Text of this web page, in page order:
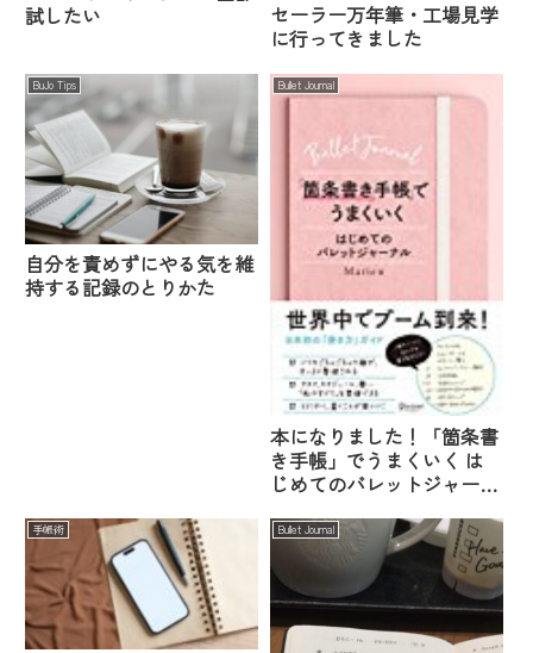
試したい
セーラー万年筆・工場見学
に行ってきました
BuJo Tips
自分を責めずにやる気を維
持する記録のとりかた
Bullet Journal
本になりました！「箇条書
き手帳」でうまくいく は
じめてのバレットジャーナ
手帳術 Bullet Journal